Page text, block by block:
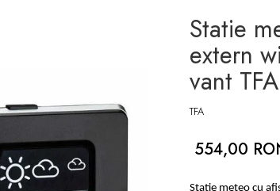
Statie
extern
vant
TFA
554,00
Statie meteo cu